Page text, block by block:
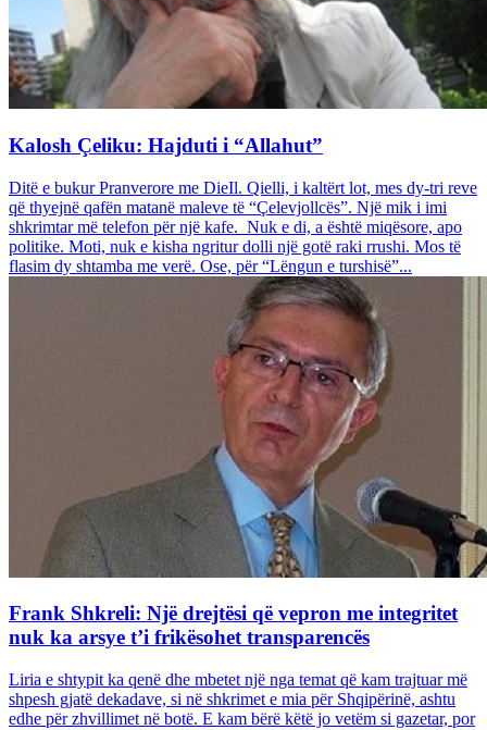
Kalosh Çeliku: Hajduti i “Allahut”
Ditë e bukur Pranverore me DieIl. Qielli, i kaltërt lot, mes dy-tri reve
që thyejnë qafën matanë maleve të “Çelevjollcës”. Një mik i imi
shkrimtar më telefon për një kafe. Nuk e di, a është miqësore, apo
politike. Moti, nuk e kisha ngritur dolli një gotë raki rrushi. Mos të
flasim dy shtamba me verë. Ose, për “Lëngun e turshisë”...
Frank Shkreli: Një drejtësi që vepron me integritet
nuk ka arsye t’i frikësohet transparencës
Liria e shtypit ka qenë dhe mbetet një nga temat që kam trajtuar më
shpesh gjatë dekadave, si në shkrimet e mia për Shqipërinë, ashtu
edhe për zhvillimet në botë. E kam bërë këtë jo vetëm si gazetar, por